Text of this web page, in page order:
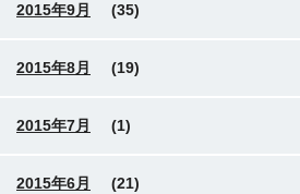
2015年9月 (35)
2015年8月 (19)
2015年7月 (1)
2015年6月 (21)